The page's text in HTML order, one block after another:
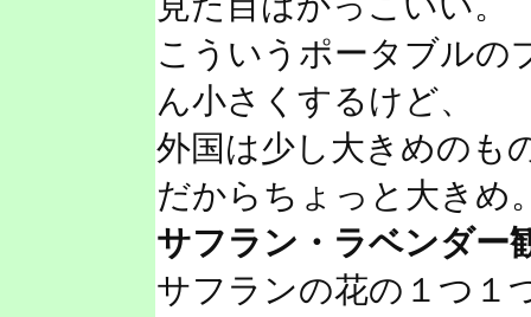
こういうポータブルの
ん小さくするけど、
外国は少し大きめのも
だからちょっと大きめ
サフラン・ラベンダー
サフランの花の１つ１